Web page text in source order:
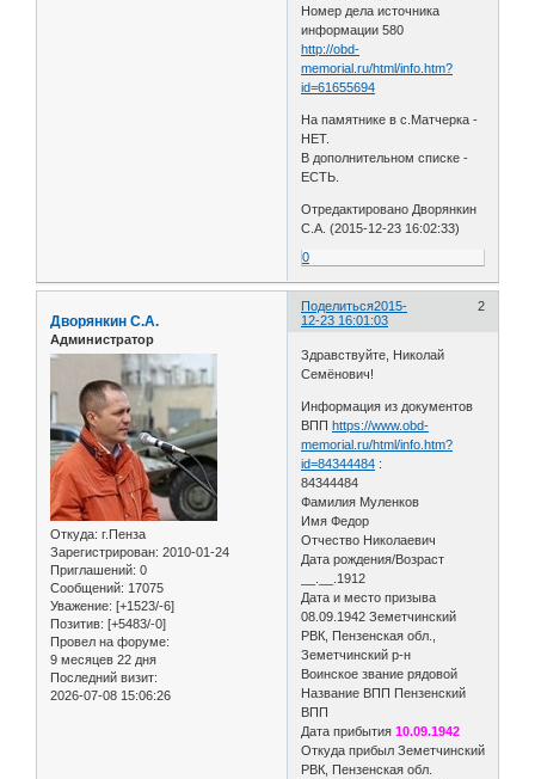
Номер дела источника
информации 580
http://obd-
memorial.ru/html/info.htm?
id=61655694
На памятнике в с.Матчерка -
НЕТ.
В дополнительном списке -
ЕСТЬ.
Отредактировано Дворянкин
С.А. (2015-12-23 16:02:33)
0
Поделиться 2
2015-
12-23 16:01:03
Дворянкин С.А.
Администратор
Откуда: г.Пенза
Зарегистрирован: 2010-01-24
Приглашений: 0
Сообщений: 17075
Уважение: [+1523/-6]
Позитив: [+5483/-0]
Провел на форуме:
9 месяцев 22 дня
Последний визит:
2026-07-08 15:06:26
Здравствуйте, Николай
Семёнович!
Информация из документов
ВПП https://www.obd-
memorial.ru/html/info.htm?
id=84344484 :
84344484
Фамилия Муленков
Имя Федор
Отчество Николаевич
Дата рождения/Возраст
__.__.1912
Дата и место призыва
08.09.1942 Земетчинский
РВК, Пензенская обл.,
Земетчинский р-н
Воинское звание рядовой
Название ВПП Пензенский
ВПП
Дата прибытия10.09.1942
Откуда прибыл Земетчинский
РВК, Пензенская обл.